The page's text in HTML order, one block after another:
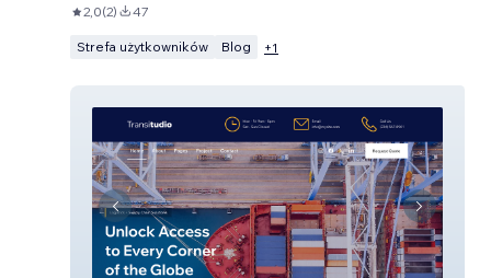
2,0(2) 47
Strefa użytkowników Blog +1